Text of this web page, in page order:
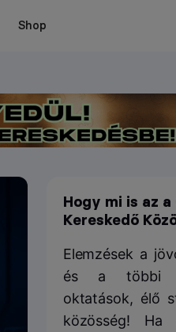
Shop
Hogy mi is az
Kereskedő
Elemzések a
és a többi
oktatások, élő
közösség! Ha